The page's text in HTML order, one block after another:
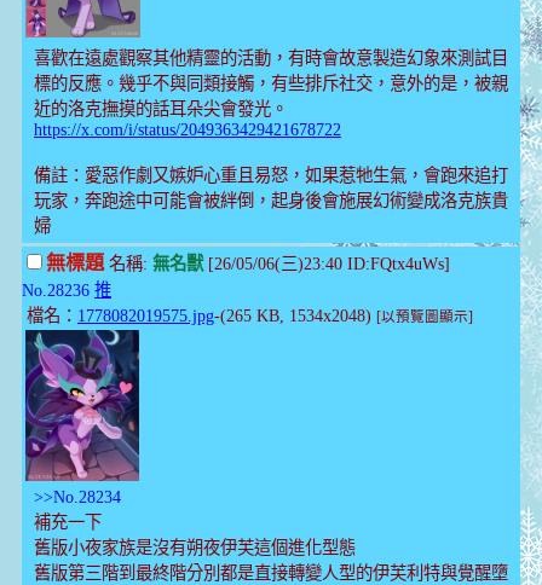
喜歡在遠處觀察其他精靈的活動，有時會故意製造幻象來測試目
標的反應。幾乎不與同類接觸，有些排斥社交，意外的是，被親
近的洛克撫摸的話耳朵尖會發光。
https://x.com/i/status/2049363429421678722
備註：愛惡作劇又嫉妒心重且易怒，如果惹牠生氣，會跑來追打
玩家，奔跑途中可能會被絆倒，起身後會施展幻術變成洛克族貴
婦
無標題名稱: 無名獸[26/05/06(三)23:40 ID:FQtx4uWs]
No.28236 推
檔名： 1778082019575.jpg-(265 KB, 1534x2048) [以預覽圖顯示]
>>No.28234
補充一下
舊版小夜家族是沒有朔夜伊芙這個進化型態
舊版第三階到最終階分別都是直接轉變人型的伊芙利特與覺醒墮